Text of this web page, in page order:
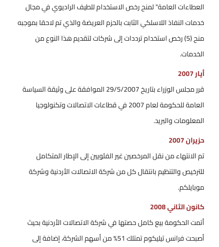
العطاءات العامة" لمنح رخص الاستخدام للطيف الراديوي في مجال
خدمات النفاذ اللاسلكي الثابت بالحزم العريضة والذي تم لاحقا بموجبه
منح (5) رخص استخدام ترددات إلى شركات لتقديم هذا النوع من
الخدمات.
أيار 2007
قرر مجلس الوزراء بتاريخ 29/5/2007 الموافقة على وثيقة السياسة
العامة للحكومة لعام 2007 في قطاعات الاتصالات وتكنولوجيا
المعلومات والبريد.
حزيران 2007
تم الانتهاء من نقل المرخصين غير الفئويين إلى الإطار المتكامل
للترخيص والتنظيم بانتقال كل من شركة الاتصالات الأردنية وشركة
موبايلكم.
كانون الثاني 2008
أتمت الحكومة بيع كامل حصتها في شركة الاتصالات الأردنية بحيث
أصبحت فرانس تيليكوم تمتلك 51% من أسهم الشركة، إضافة إلى